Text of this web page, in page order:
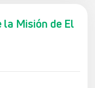
la Misión de El